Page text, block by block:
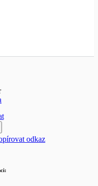
odkaz